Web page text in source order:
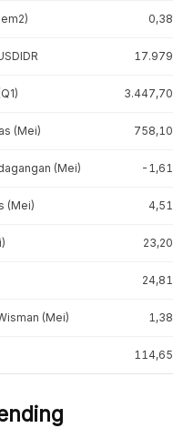
0,38
17.979
3.447,70
(Mei) 758,10
(Mei) -1,61
(Mei) 4,51
23,20
24,81
(Mei) 1,38
114,65